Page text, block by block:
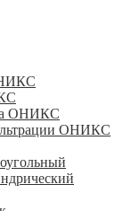
ОНИКС
ОНИКС